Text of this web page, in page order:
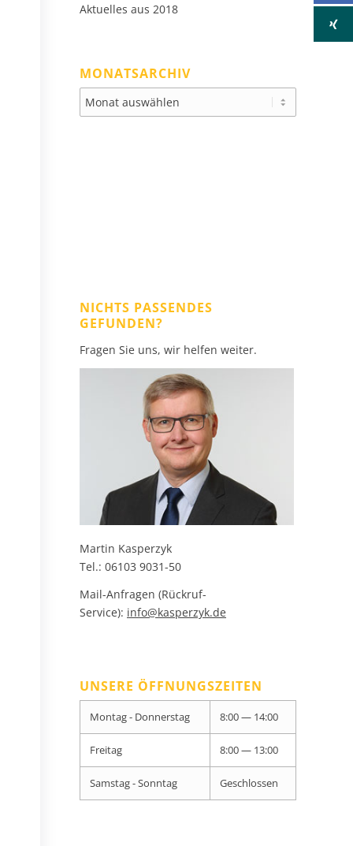
Aktuelles aus 2018
MONATSARCHIV
NICHTS PASSENDES
GEFUNDEN?
Fragen Sie uns, wir helfen weiter.
Martin Kasperzyk
Tel.: 06103 9031-50
Mail-Anfragen (Rückruf-
Service): info@kasperzyk.de
UNSERE ÖFFNUNGSZEITEN
Montag - Donnerstag 8:00 — 14:00
Freitag 8:00 — 13:00
Samstag - Sonntag Geschlossen